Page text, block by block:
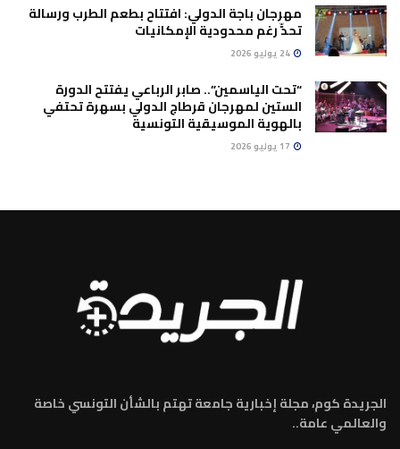
مهرجان باجة الدولي: افتتاح بطعم الطرب ورسالة
تحدٍّ رغم محدودية الإمكانيات
“تحت الياسمين”.. صابر الرباعي يفتتح الدورة
الستين لمهرجان قرطاج الدولي بسهرة تحتفي
بالهوية الموسيقية التونسية
الجريدة كوم، مجلة إخبارية جامعة تهتم بالشأن التونسي خاصة
والعالمي عامة..